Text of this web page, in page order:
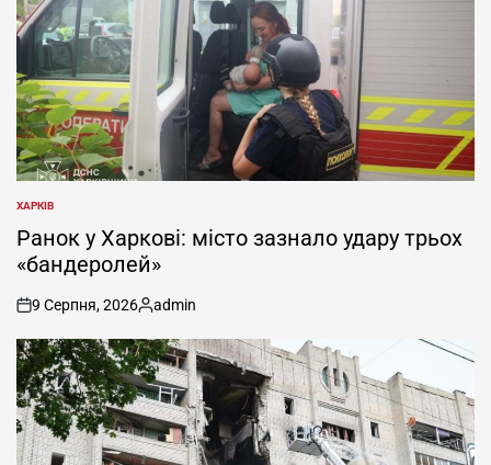
ОПУБЛІКУВАТИ
У
ХАРКІВ
Ранок у Харкові: місто зазнало удару трьох
«бандеролей»
on
9 Серпня, 2026
Опубліковано
admin